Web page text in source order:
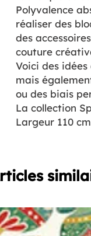
Polyvalence
réaliser des
des
couture
Voici des
mais
ou des biais
La collection
Largeur 110